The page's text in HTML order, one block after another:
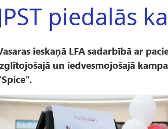
piedalās
ieskaņā LFA sadarbībā ar
un iedvesmojošajā